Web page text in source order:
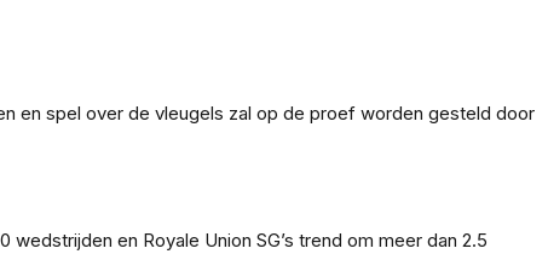
en spel over de vleugels zal op de proef worden gesteld door
en Royale Union SG’s trend om meer dan 2.5